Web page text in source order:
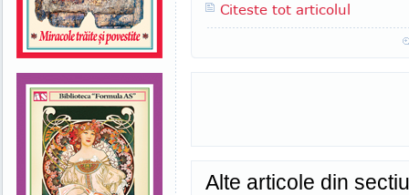
Citeste tot articolul
Alte articole din